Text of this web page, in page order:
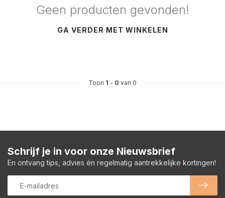
Geen producten gevonden!
GA VERDER MET WINKELEN
Toon 1 - 0 van 0
Schrijf je in voor onze Nieuwsbrief
En ontvang tips, advies én regelmatig aantrekkelijke kortingen!